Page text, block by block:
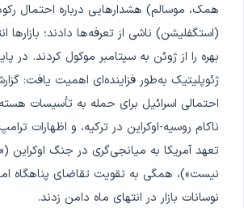
همک، موسالم) هشدارهایی درباره احتمال
(استگفلیشن) ناشی از تعرفه‌ها دادند؛ بازارها
بهره را از ژوئن به سپتامبر موکول کردند. در
احتمالی اسرائیل برای حمله به تأسیسات
ناکام روسیه-اوکراین در ترکیه، و اظهارات
تعهد آمریکا به میانجی‌گری در جنگ
نیست»)، همگی به تقویت تقاضای پناهگاه
نوسانات بازار در انتهای ماه دامن زدند.